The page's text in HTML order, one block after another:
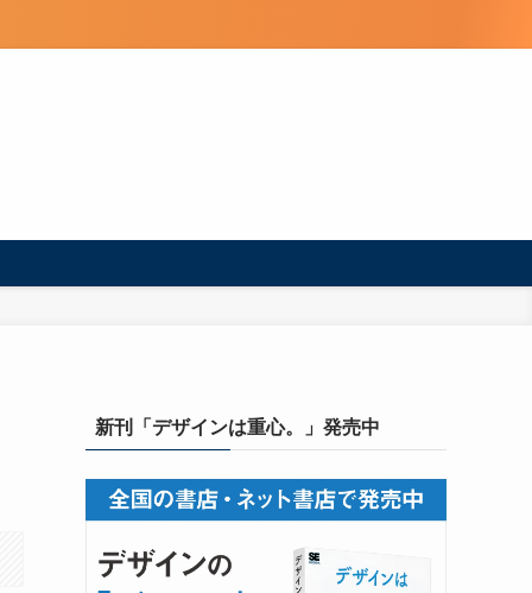
新刊「デザインは重心。」発売中